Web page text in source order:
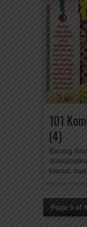
101
(4)
Barang
kiamat,
Page 5 of 5